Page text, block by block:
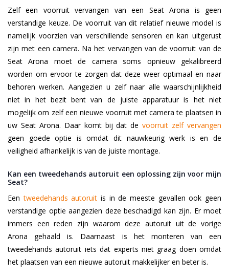
Zelf een voorruit vervangen van een Seat Arona is geen
verstandige keuze. De voorruit van dit relatief nieuwe model is
namelijk voorzien van verschillende sensoren en kan uitgerust
zijn met een camera. Na het vervangen van de voorruit van de
Seat Arona moet de camera soms opnieuw gekalibreerd
worden om ervoor te zorgen dat deze weer optimaal en naar
behoren werken. Aangezien u zelf naar alle waarschijnlijkheid
niet in het bezit bent van de juiste apparatuur is het niet
mogelijk om zelf een nieuwe voorruit met camera te plaatsen in
uw Seat Arona. Daar komt bij dat devoorruit zelf vervangen
geen goede optie is omdat dit nauwkeurig werk is en de
veiligheid afhankelijk is van de juiste montage.
Kan een tweedehands autoruit een oplossing zijn voor mijn
Seat?
Eentweedehands autoruit is in de meeste gevallen ook geen
verstandige optie aangezien deze beschadigd kan zijn. Er moet
immers een reden zijn waarom deze autoruit uit de vorige
Arona gehaald is. Daarnaast is het monteren van een
tweedehands autoruit iets dat experts niet graag doen omdat
het plaatsen van een nieuwe autoruit makkelijker en beter is.